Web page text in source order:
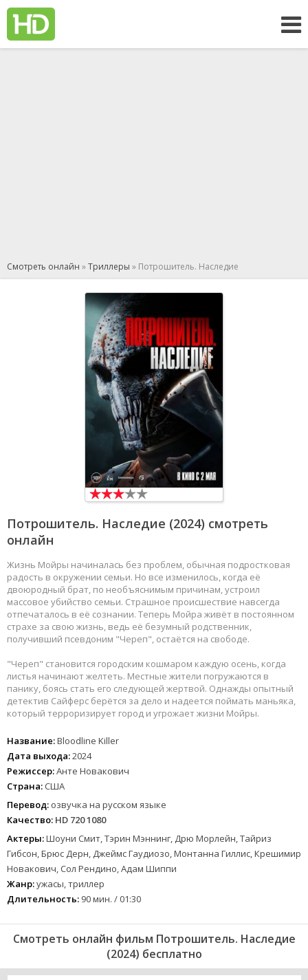
Смотреть онлайн »Триллеры » Потрошитель. Наследие
Потрошитель. Наследие (2024) смотреть
онлайн
Жизнь Мойры начиналась без проблем, обычная подростковая
радость в окружении семьи. Но все изменилось, когда её
двоюродный брат, по необъяснимым причинам, устроил
массовое убийство семьи. Страшное происшествие навсегда
отпечаталось в её сознании. Теперь Мойра живёт в постоянном
страхе за свою жизнь, ведь её безумный родственник,
получивший псевдоним "Череп", остаётся на свободе.
"Череп" становится городским кошмаром каждую осень, когда
листья начинают желтеть. Местные жители погружаются в
панику, боясь стать его следующей жертвой. Однажды опытный
детектив Сайферс берётся за дело и надеется поймать маньяка,
который терроризирует город и угрожает жизни Мойры.
Название:Bloodline Killer
Дата выхода:2024
Режиссер:Анте Новакович
Страна: США
Перевод: озвучка на русском языке
Качество: HD 720 1080
Актеры:Шоуни Смит, Тэрин Мэннинг, Дрю Морлейн, Тайриз
Гибсон, Брюс Дерн, Джеймс Гаудиозо, Монтанна Гиллис, Крешимир
Новакович, Сол Рендино, Адам Шиппи
Жанр:ужасы, триллер
Длительность: 90 мин. / 01:30
Смотреть онлайн фильм Потрошитель. Наследие
(2024) бесплатно